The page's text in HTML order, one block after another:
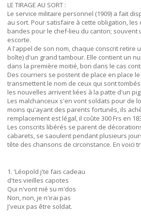
LE TIRAGE AU SORT :
Le service militaire personnel (1909) a fait
au sort. Pour satisfaire à cette obligation, les
bandes pour le chef-lieu du canton; souvent
escorte.
A l'appel de son nom, chaque conscrit retire
boîte) d'un grand tambour. Elle contient un
dans la première moitié, bon dans le cas
Des courriers se postent de place en place
transmettent le nom de ceux qui sont
les nouvelles arrivent liées à la patte d'un
Les malchanceux s'en vont soldats pour de
moins qu'ayant des parents fortunés, ils
remplacement est légal, il coûte 300 Frs en
Les conscrits libérés se parent de
cabarets, se saoulent pendant plusieurs
tête des chansons de circonstance. En voici
1. 'Léopold j'te fais cadeau
d'tes vieilles capotes
Qui n'vont nié su m'dos
Non, non, je n'irai pas
J'veux pas être soldat.